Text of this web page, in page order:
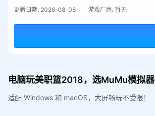
更新日期: 2026-08-06 游戏厂商: 暂无
电脑玩美职篮2018，选MuMu模拟器
适配 Windows 和 macOS，大屏畅玩不受限！